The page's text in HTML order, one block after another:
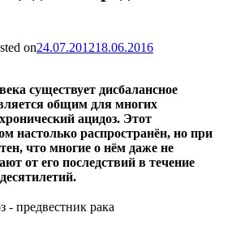
on24.07.201218.06.2016
существует дисбалансное
общим для многих
ацидоз. Этот
настолько распространён, но при
что многие о нём даже не
от его последствий в течение